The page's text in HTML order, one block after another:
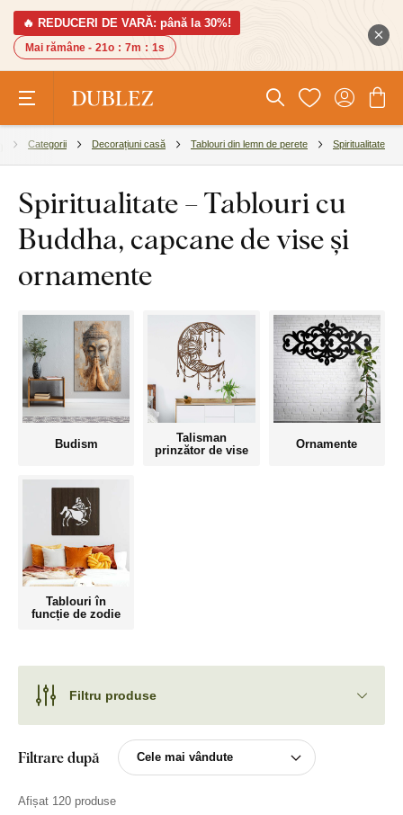
🔥 REDUCERI DE VARĂ: până la 30%!
Mai rămâne - 21o : 7m : 0s
Categorii Decorațiuni casă Tablouri din lemn de perete Spiritualitate
Spiritualitate – Tablouri cu
Buddha, capcane de vise și
ornamente
Budism
Talisman
prinzător de vise
Ornamente
Tablouri în
funcție de zodie
Filtru produse
Filtrare după
Afișat 120 produse